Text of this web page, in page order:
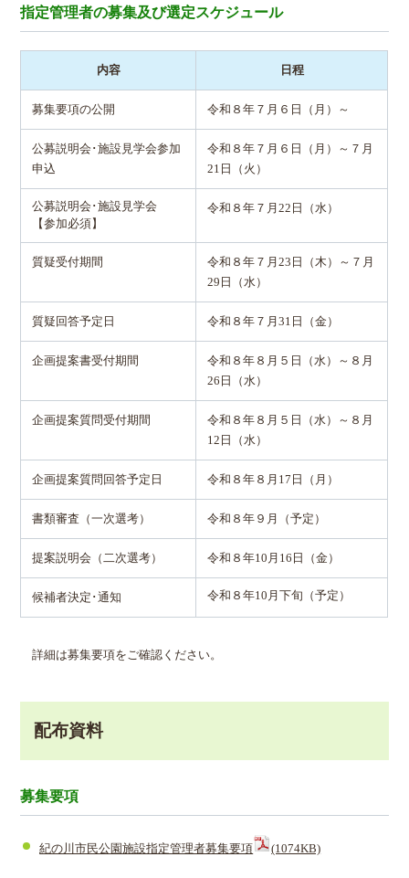
指定管理者の募集及び選定スケジュール
内容 日程
募集要項の公開 令和８年７月６日（月）～
公募説明会･施設見学会参加
申込
令和８年７月６日（月）～７月
21日（火）
公募説明会･施設見学会
【参加必須】
令和８年７月22日（水）
質疑受付期間
令和８年７月23日（木）～７月
29日（水）
質疑回答予定日 令和８年７月31日（金）
企画提案書受付期間
令和８年８月５日（水）～８月
26日（水）
企画提案質問受付期間
令和８年８月５日（水）～８月
12日（水）
企画提案質問回答予定日 令和８年８月17日（月）
書類審査（一次選考） 令和８年９月（予定）
提案説明会（二次選考） 令和８年10月16日（金）
候補者決定･通知 令和８年10月下旬（予定）
詳細は募集要項をご確認ください。
配布資料
募集要項
紀の川市民公園施設指定管理者募集要項 (1074KB)